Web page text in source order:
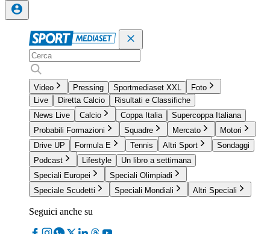
Video Pressing Sportmediaset XXL
Foto
Live
Diretta Calcio
Risultati e Classifiche
News Live
Calcio Coppa Italia
Supercoppa Italiana
Probabili Formazioni
Squadre Mercato
Motori
Drive UP
Formula E Tennis Altri Sport
Sondaggi
Podcast
Lifestyle
Un libro a settimana
Speciali Europei
Speciali Olimpiadi
Speciale Scudetti
Speciali Mondiali Altri Speciali
Seguici anche su